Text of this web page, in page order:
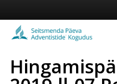
Koduleht